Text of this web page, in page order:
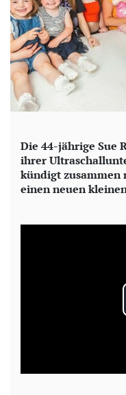
Die 44-jährige Sue
ihrer
kündigt zusammen
einen neuen